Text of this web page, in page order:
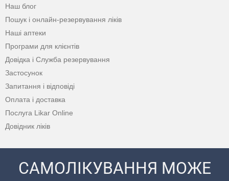
Наш блог
Пошук і онлайн-резервування ліків
Наші аптеки
Програми для клієнтів
Довідка і Служба резервування
Застосунок
Запитання і відповіді
Оплата і доставка
Послуга Likar Online
Довідник ліків
САМОЛІКУВАННЯ МОЖЕ